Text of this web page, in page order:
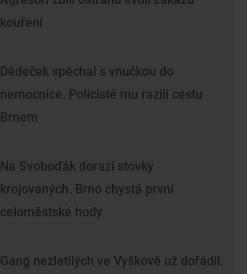
kouření
Dědeček spěchal s vnučkou do
nemocnice. Policisté mu razili cestu
Brnem
Na Svoboďák dorazí stovky
krojovaných. Brno chystá první
celoměstské hody
Gang nezletilých ve Vyškově už dořádil.